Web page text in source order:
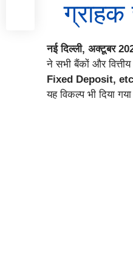
नई दिल्ली, अक्टूबर
ने सभी बैंकों और
Fixed Deposit,
यह विकल्प भी दिया